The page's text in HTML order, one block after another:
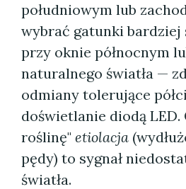
południowym lub
wybrać gatunki bardziej
przy oknie północnym
naturalnego światła —
odmiany tolerujące
doświetlanie diodą LED.
roślinę" etiolacja
pędy) to sygnał
światła.